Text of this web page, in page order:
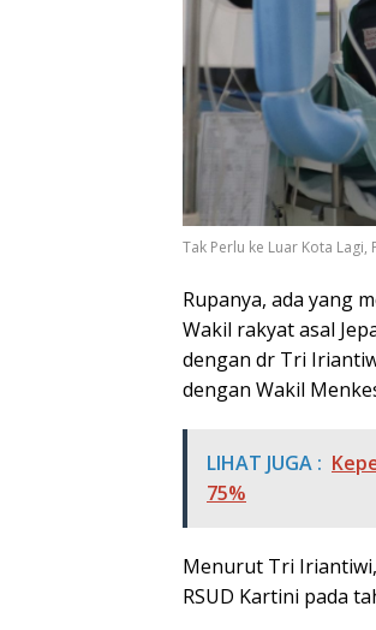
Tak Perlu ke Luar Kota Lagi,
Rupanya, ada yang
Wakil rakyat asal
dengan dr Tri
dengan Wakil
LIHAT JUGA :
75%
Menurut Tri
RSUD Kartini pada